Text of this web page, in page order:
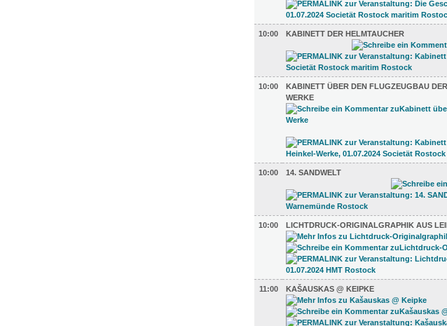
10:00 KABINETT DER HELMTAUCHER
10:00
KABINETT ÜBER DEN FLUGZEUGBAU
WERKE
10:00 14. SANDWELT
10:00 LICHTDRUCK-ORIGINALGRAPHIK AUS
11:00 KAŠAUSKAS @ KEIPKE